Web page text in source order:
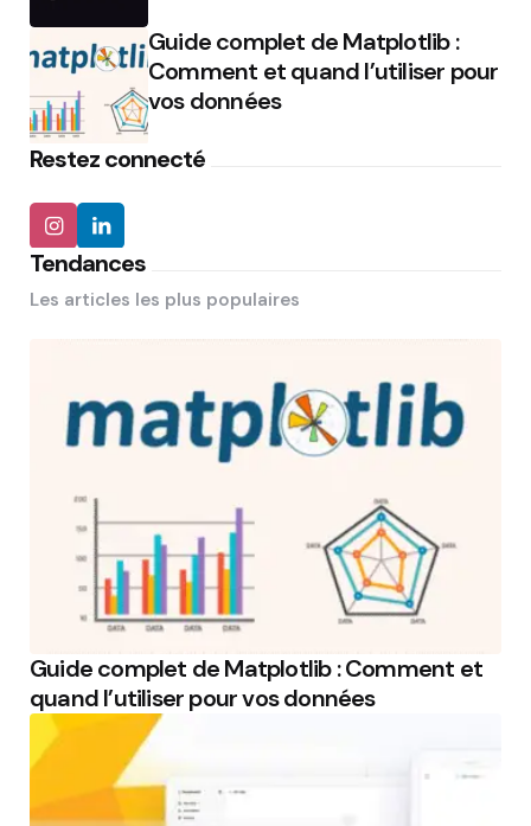
Guide complet de Matplotlib :
Comment et quand l’utiliser pour
vos données
Restez connecté
Tendances
Les articles les plus populaires
Guide complet de Matplotlib : Comment et
quand l’utiliser pour vos données